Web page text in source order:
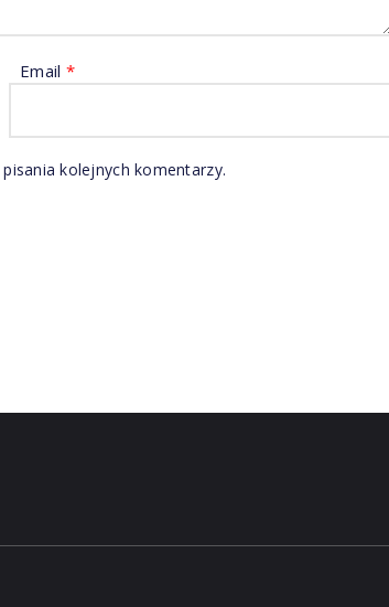
Email *
kolejnych komentarzy.